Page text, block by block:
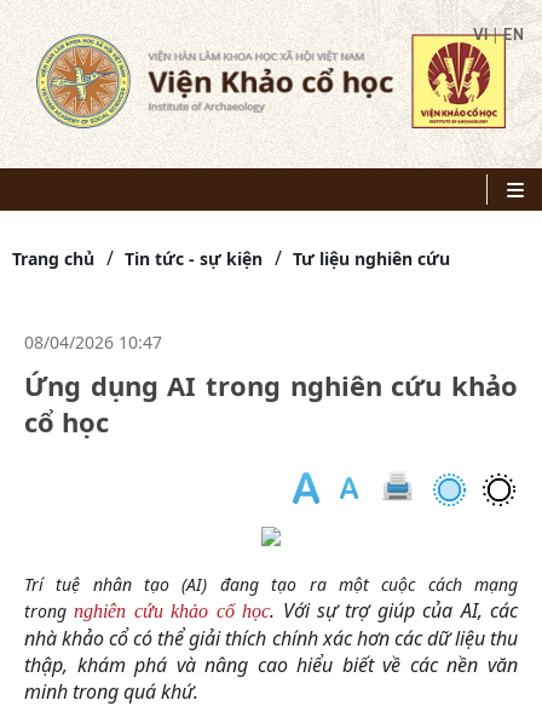
VI|EN
Trang chủ Tin tức - sự kiện Tư liệu nghiên cứu
08/04/2026 10:47
Ứng dụng AI trong nghiên cứu khảo
cổ học
Trí tuệ nhân tạo (AI) đang tạo ra một cuộc cách mạng
trongnghiên cứu khảo cổ học. Với sự trợ giúp của AI, các
nhà khảo cổ có thể giải thích chính xác hơn các dữ liệu thu
thập, khám phá và nâng cao hiểu biết về các nền văn
minh trong quá khứ.